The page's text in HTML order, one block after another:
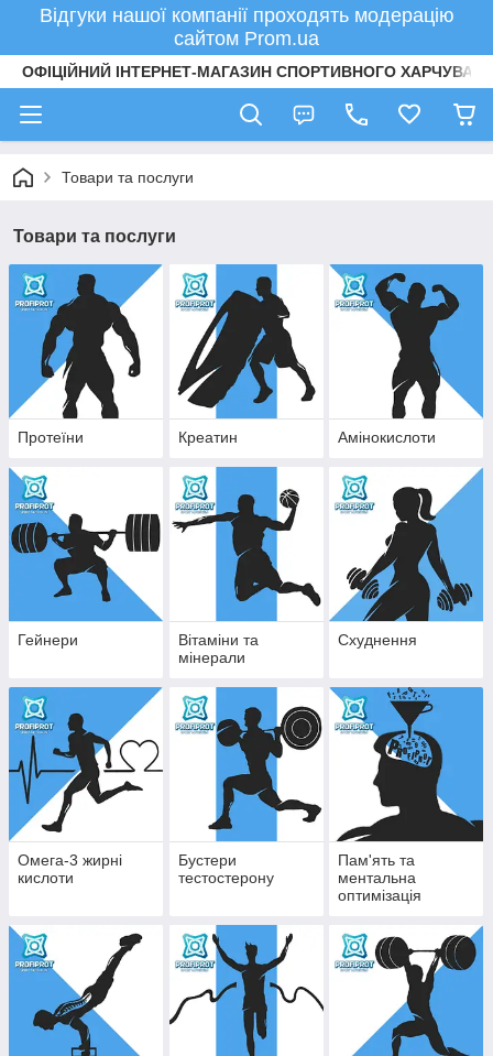
Відгуки нашої компанії проходять модерацію
сайтом Prom.ua
ОФІЦІЙНИЙ ІНТЕРНЕТ-МАГАЗИН СПОРТИВНОГО
Товари та послуги
Товари та послуги
Протеїни Креатин Амінокислоти
Гейнери
Вітаміни та
мінерали
Схуднення
Омега-3 жирні
кислоти
Бустери
тестостерону
Пам'ять та
ментальна
оптимізація